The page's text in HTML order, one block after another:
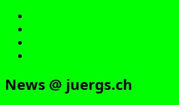
News @ juergs.ch